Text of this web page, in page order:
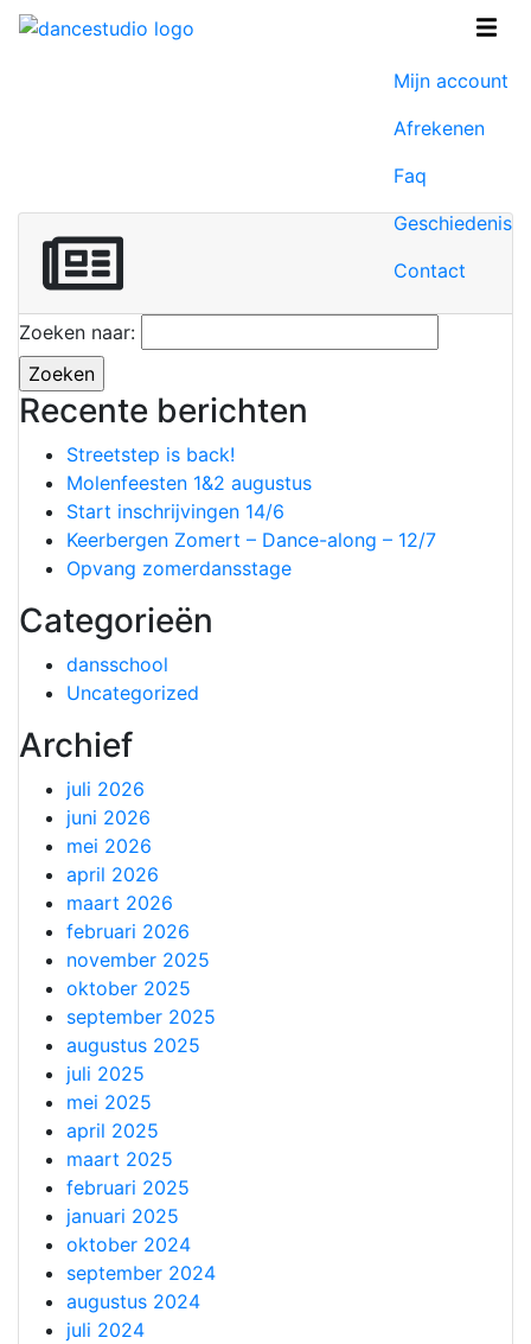
Mijn account
Afrekenen
Faq
Geschiedenis
Contact
Zoeken naar:
Recente berichten
Streetstep is back!
Molenfeesten 1&2 augustus
Start inschrijvingen 14/6
Keerbergen Zomert – Dance-along – 12/7
Opvang zomerdansstage
Categorieën
dansschool
Uncategorized
Archief
juli 2026
juni 2026
mei 2026
april 2026
maart 2026
februari 2026
november 2025
oktober 2025
september 2025
augustus 2025
juli 2025
mei 2025
april 2025
maart 2025
februari 2025
januari 2025
oktober 2024
september 2024
augustus 2024
juli 2024